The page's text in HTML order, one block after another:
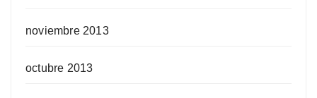
noviembre 2013
octubre 2013